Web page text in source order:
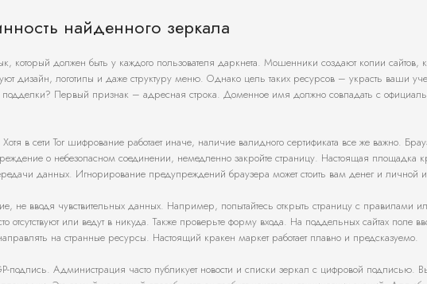
найденного зеркала
который должен быть у каждого пользователя даркнета. Мошенники создают копии сайтов,
дизайн, логотипы и даже структуру меню. Однако цель таких ресурсов – украсть ваши
подделки? Первый признак – адресная строка. Доменное имя должно совпадать с
в сети Tor шифрование работает иначе, наличие валидного сертификата все же важно.
о небезопасном соединении, немедленно закройте страницу. Настоящая площадка
данных. Игнорирование предупреждений браузера может стоить вам денег и личной
не вводя чувствительных данных. Например, попытайтесь открыть страницу с
отсутствуют или ведут в никуда. Также проверьте форму входа. На поддельных сайтах поле
на странные ресурсы. Настоящий кракен маркет работает плавно и предсказуемо.
подпись. Администрация часто публикует новости и списки зеркал с цифровой подписью.